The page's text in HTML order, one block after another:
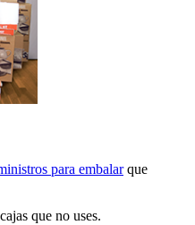
para embalarque
que no uses.